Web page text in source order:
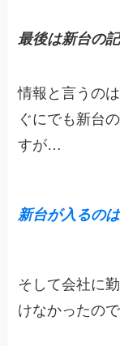
最後は新台の
情報と言うの
ぐにでも新台
すが…
新台が入るの
そして会社に
けなかったの